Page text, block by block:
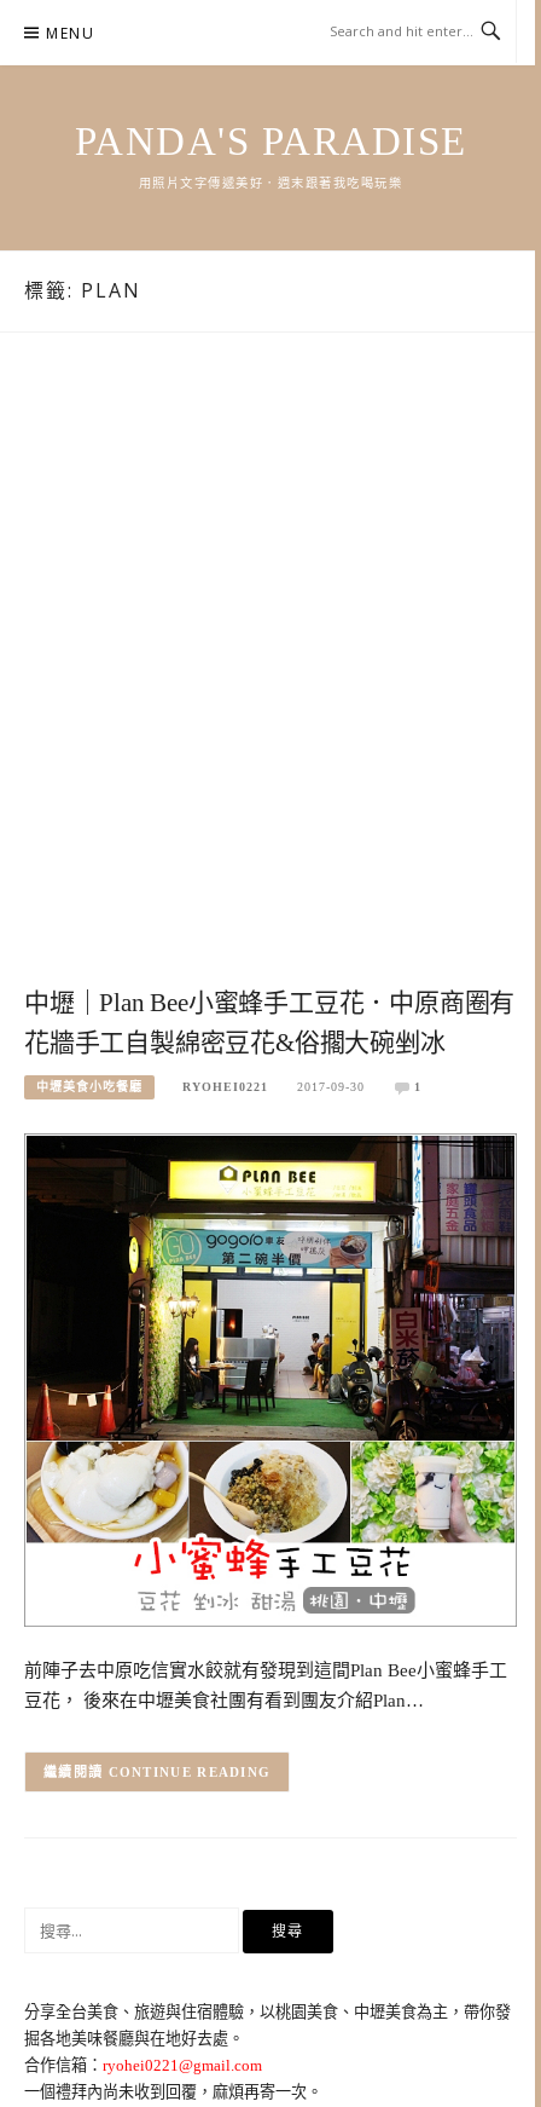
content
MENU
PANDA'S PARADISE
用照片文字傳遞美好．週末跟著我吃喝玩樂
標籤: PLAN
中壢｜Plan Bee小蜜蜂手工豆花．中原商圈有
花牆手工自製綿密豆花&俗擱大碗剉冰
中壢美食小吃餐廳 RYOHEI0221 2017-09-30 1
前陣子去中原吃信實水餃就有發現到這間Plan Bee小蜜蜂手工
豆花， 後來在中壢美食社團有看到團友介紹Plan…
CONTINUE READING
字:
分享全台美食、旅遊與住宿體驗，以桃園美食、中壢美食為主，帶你發
掘各地美味餐廳與在地好去處。
合作信箱： ryohei0221@gmail.com
一個禮拜內尚未收到回覆，麻煩再寄一次。